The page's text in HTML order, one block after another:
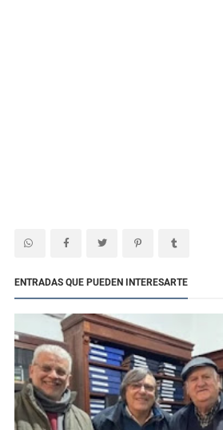
ENTRADAS QUE PUEDEN INTERESARTE